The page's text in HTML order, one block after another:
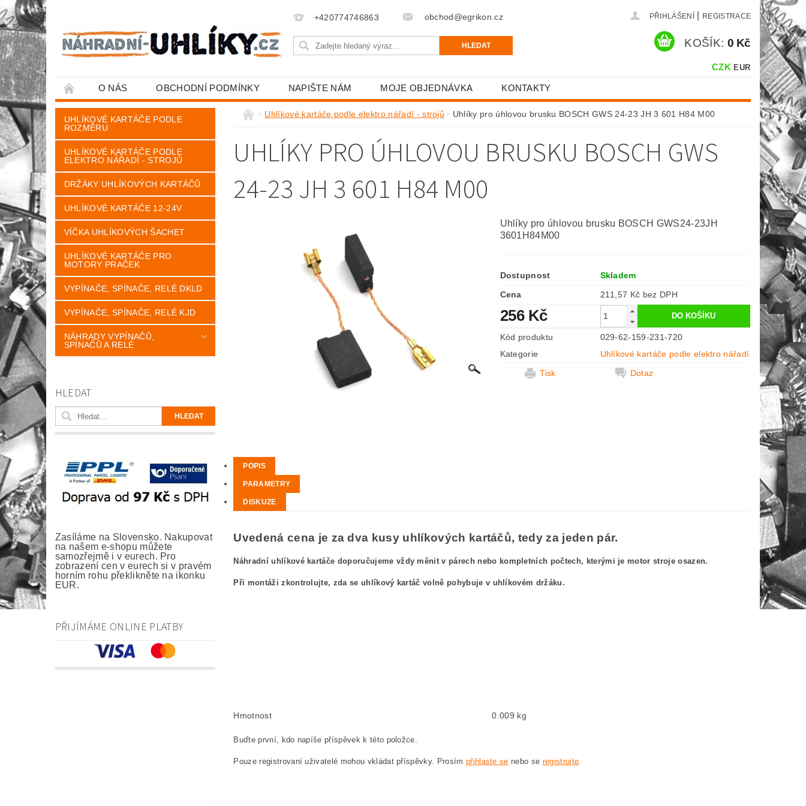
+420774746863 obchod@egrikon.cz PŘIHLÁŠENÍ REGISTRACE
CZK EUR
KOŠÍK: 0 Kč
O NÁS OBCHODNÍ PODMÍNKY NAPIŠTE NÁM MOJE OBJEDNÁVKA KONTAKTY
UHLÍKOVÉ KARTÁČE PODLE
ROZMĚRU
UHLÍKOVÉ KARTÁČE PODLE
ELEKTRO NÁŘADÍ - STROJŮ
DRŽÁKY UHLÍKOVÝCH KARTÁČŮ
UHLÍKOVÉ KARTÁČE 12-24V
VÍČKA UHLÍKOVÝCH ŠACHET
UHLÍKOVÉ KARTÁČE PRO
MOTORY PRAČEK
VYPÍNAČE, SPÍNAČE, RELÉ DKLD
VYPÍNAČE, SPÍNAČE, RELÉ KJD
NÁHRADY VYPÍNAČŮ,
SPÍNAČŮ A RELÉ
HLEDAT
Zasíláme na Slovensko. Nakupovat
na našem e-shopu můžete
samozřejmě i v eurech. Pro
zobrazení cen v eurech si v pravém
horním rohu překlikněte na ikonku
EUR.
PŘIJÍMÁME ONLINE PLATBY
Uhlíkové kartáče podle elektro nářadí - strojů Uhlíky pro úhlovou brusku BOSCH GWS 24-23 JH 3 601 H84 M00
UHLÍKY PRO ÚHLOVOU BRUSKU BOSCH GWS
24-23 JH 3 601 H84 M00
Uhlíky pro úhlovou brusku BOSCH GWS24-23JH
3601H84M00
Dostupnost
Skladem
Cena
211,57 Kč bez DPH
256 Kč
Kód produktu
029-62-159-231-720
Kategorie
Uhlíkové kartáče podle elektro nářadí
Tisk
Dotaz
POPIS
PARAMETRY
DISKUZE
Uvedená cena je za dva kusy uhlíkových kartáčů, tedy za jeden pár.
Náhradní uhlíkové kartáče doporučujeme vždy měnit v párech nebo kompletních počtech, kterými je motor stroje osazen.
Při montáži zkontrolujte, zda se uhlíkový kartáč volně pohybuje v uhlíkovém držáku.
Hmotnost 0.009 kg
Buďte první, kdo napíše příspěvek k této položce.
Pouze registrovaní uživatelé mohou vkládat příspěvky. Prosím přihlaste se nebo se registrujte.